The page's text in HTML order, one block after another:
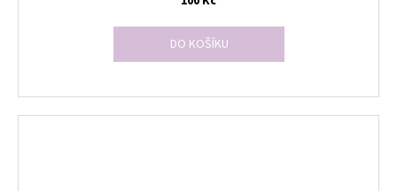
DO KOŠÍKU